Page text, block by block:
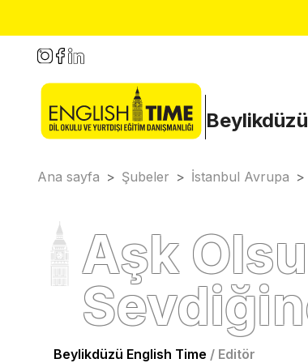
Beylikdüzü
Ana sayfa > Şubeler > İstanbul Avrupa >
Aşk
Beylikdüzü English Time / Editör